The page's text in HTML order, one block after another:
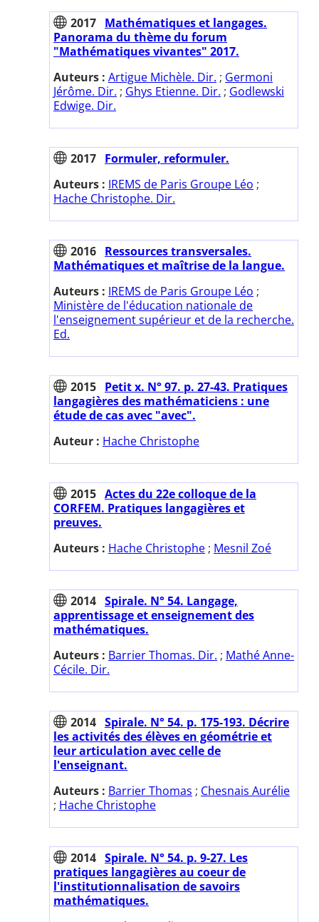
2017 Mathématiques et langages.
Panorama du thème du forum
"Mathématiques vivantes" 2017.
Auteurs : Artigue Michèle. Dir. ; Germoni
Jérôme. Dir. ; Ghys Etienne. Dir. ; Godlewski
Edwige. Dir.
2017 Formuler, reformuler.
Auteurs : IREMS de Paris Groupe Léo ;
Hache Christophe. Dir.
2016 Ressources transversales.
Mathématiques et maîtrise de la langue.
Auteurs : IREMS de Paris Groupe Léo ;
Ministère de l'éducation nationale de
l'enseignement supérieur et de la recherche.
Ed.
2015 Petit x. N° 97. p. 27-43. Pratiques
langagières des mathématiciens : une
étude de cas avec "avec".
Auteur : Hache Christophe
2015 Actes du 22e colloque de la
CORFEM. Pratiques langagières et
preuves.
Auteurs : Hache Christophe ; Mesnil Zoé
2014 Spirale. N° 54. Langage,
apprentissage et enseignement des
mathématiques.
Auteurs : Barrier Thomas. Dir. ; Mathé Anne-
Cécile. Dir.
2014 Spirale. N° 54. p. 175-193. Décrire
les activités des élèves en géométrie et
leur articulation avec celle de
l'enseignant.
Auteurs : Barrier Thomas ; Chesnais Aurélie
; Hache Christophe
2014 Spirale. N° 54. p. 9-27. Les
pratiques langagières au coeur de
l'institutionnalisation de savoirs
mathématiques.